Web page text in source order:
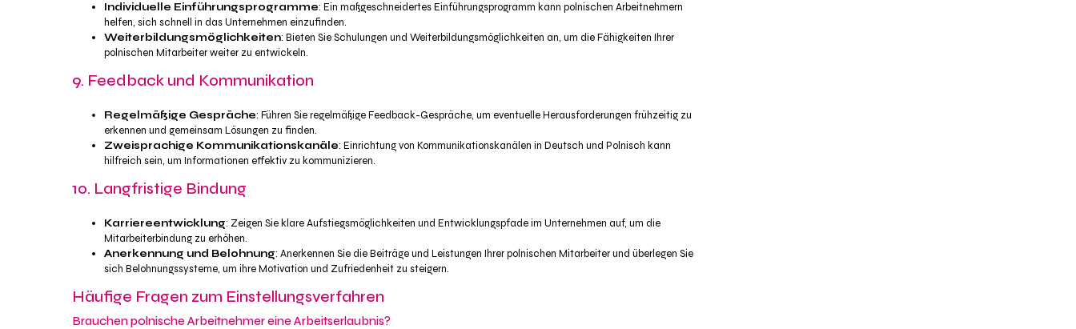
Individuelle Einführungsprogramme: Ein maßgeschneidertes Einführungsprogramm kann polnischen Arbeitnehmern
helfen, sich schnell in das Unternehmen einzufinden.
Weiterbildungsmöglichkeiten: Bieten Sie Schulungen und Weiterbildungsmöglichkeiten an, um die Fähigkeiten Ihrer
polnischen Mitarbeiter weiter zu entwickeln.
9. Feedback und Kommunikation
Regelmäßige Gespräche: Führen Sie regelmäßige Feedback-Gespräche, um eventuelle Herausforderungen frühzeitig zu
erkennen und gemeinsam Lösungen zu finden.
Zweisprachige Kommunikationskanäle: Einrichtung von Kommunikationskanälen in Deutsch und Polnisch kann
hilfreich sein, um Informationen effektiv zu kommunizieren.
10. Langfristige Bindung
Karriereentwicklung: Zeigen Sie klare Aufstiegsmöglichkeiten und Entwicklungspfade im Unternehmen auf, um die
Mitarbeiterbindung zu erhöhen.
Anerkennung und Belohnung: Anerkennen Sie die Beiträge und Leistungen Ihrer polnischen Mitarbeiter und überlegen Sie
sich Belohnungssysteme, um ihre Motivation und Zufriedenheit zu steigern.
Häufige Fragen zum Einstellungsverfahren
Brauchen polnische Arbeitnehmer eine Arbeitserlaubnis?